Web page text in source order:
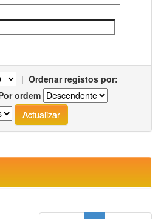
| Ordenar registos por:
ordem